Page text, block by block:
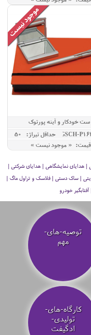
ست خودکار و آینه پورتوک
حداقل تيراژ: 50
قیمت: « موجود نیست »
| هدایای نمایشگاهی | هدایای شرکتی |
| ساک دستی | فلاسک و تراول ماگ |
خودرو
توصیه‌-های-
مهم
کارگاه-های-
تولیدی-
ادگیفت